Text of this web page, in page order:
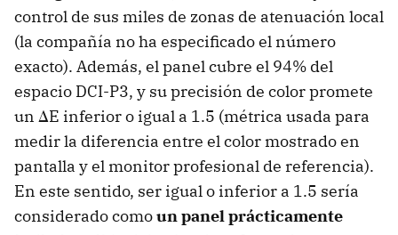
control de sus miles de zonas de atenuación local
(la compañía no ha especificado el número
exacto). Además, el panel cubre el 94% del
espacio DCI-P3, y su precisión de color promete
un ΔE inferior o igual a 1.5 (métrica usada para
medir la diferencia entre el color mostrado en
pantalla y el monitor profesional de referencia).
En este sentido, ser igual o inferior a 1.5 sería
considerado comoun panel prácticamente